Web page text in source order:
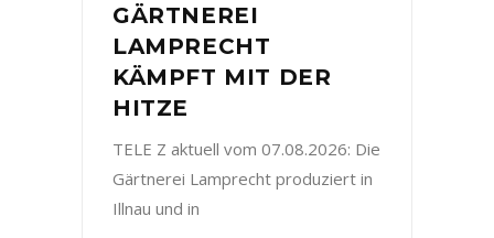
GÄRTNEREI
LAMPRECHT
KÄMPFT MIT DER
HITZE
TELE Z aktuell vom 07.08.2026: Die
Gärtnerei Lamprecht produziert in
Illnau und in